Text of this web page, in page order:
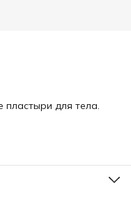
для тела.